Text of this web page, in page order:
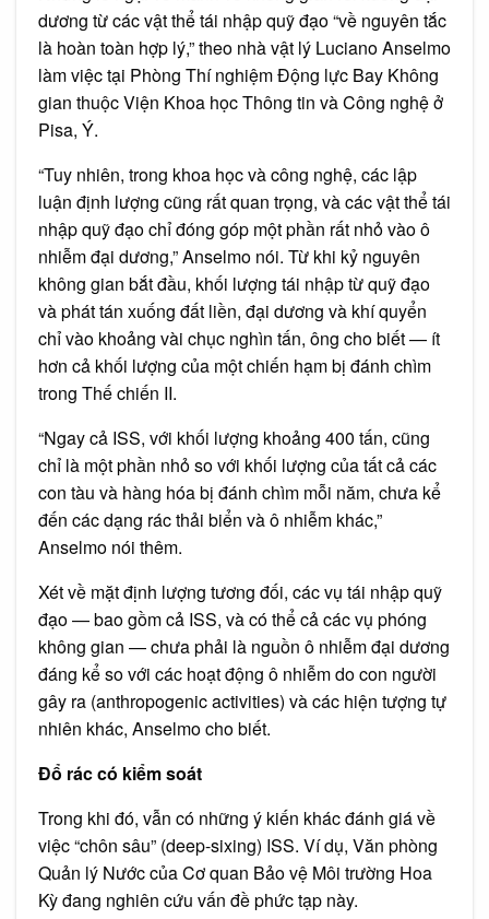
dương từ các vật thể tái nhập quỹ đạo “về nguyên tắc
là hoàn toàn hợp lý,” theo nhà vật lý Luciano Anselmo
làm việc tại Phòng Thí nghiệm Động lực Bay Không
gian thuộc Viện Khoa học Thông tin và Công nghệ ở
Pisa, Ý.
“Tuy nhiên, trong khoa học và công nghệ, các lập
luận định lượng cũng rất quan trọng, và các vật thể tái
nhập quỹ đạo chỉ đóng góp một phần rất nhỏ vào ô
nhiễm đại dương,” Anselmo nói. Từ khi kỷ nguyên
không gian bắt đầu, khối lượng tái nhập từ quỹ đạo
và phát tán xuống đất liền, đại dương và khí quyển
chỉ vào khoảng vài chục nghìn tấn, ông cho biết — ít
hơn cả khối lượng của một chiến hạm bị đánh chìm
trong Thế chiến II.
“Ngay cả ISS, với khối lượng khoảng 400 tấn, cũng
chỉ là một phần nhỏ so với khối lượng của tất cả các
con tàu và hàng hóa bị đánh chìm mỗi năm, chưa kể
đến các dạng rác thải biển và ô nhiễm khác,”
Anselmo nói thêm.
Xét về mặt định lượng tương đối, các vụ tái nhập quỹ
đạo — bao gồm cả ISS, và có thể cả các vụ phóng
không gian — chưa phải là nguồn ô nhiễm đại dương
đáng kể so với các hoạt động ô nhiễm do con người
gây ra (anthropogenic activities) và các hiện tượng tự
nhiên khác, Anselmo cho biết.
Đổ rác có kiểm soát
Trong khi đó, vẫn có những ý kiến khác đánh giá về
việc “chôn sâu” (deep-sixing) ISS. Ví dụ, Văn phòng
Quản lý Nước của Cơ quan Bảo vệ Môi trường Hoa
Kỳ đang nghiên cứu vấn đề phức tạp này.